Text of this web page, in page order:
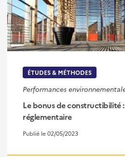
ÉTUDES & MÉTHODES
Performances
Le bonus de constructibilité
réglementaire
Publié le 02/05/2023